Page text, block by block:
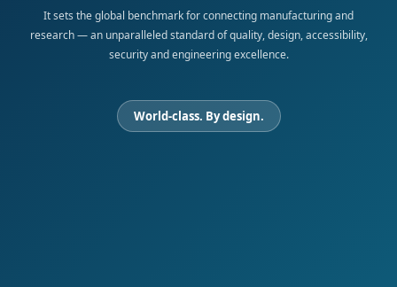
It sets the global benchmark for connecting manufacturing and
research — an unparalleled standard of quality, design, accessibility,
security and engineering excellence.
World-class. By design.